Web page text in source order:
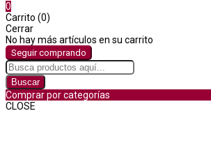
0
Carrito (0)
Cerrar
No hay más artículos en su carrito
Seguir comprando
Buscar
Comprar por categorías
CLOSE